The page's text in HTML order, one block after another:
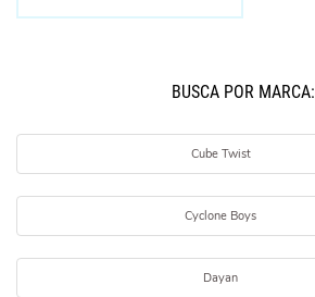
BUSCÁ POR MARCA:
Cube Twist
Cyclone Boys
Dayan